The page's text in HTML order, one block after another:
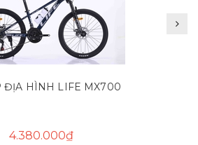
ĐỊA HÌNH LIFE MX700
4.380.000₫